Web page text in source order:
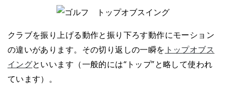
クラブを振り上げる動作と振り下ろす動作にモーション
の違いがあります。その切り返しの一瞬を トップオブス
イングといいます（一般的には“トップ”と略して使われ
ています）。